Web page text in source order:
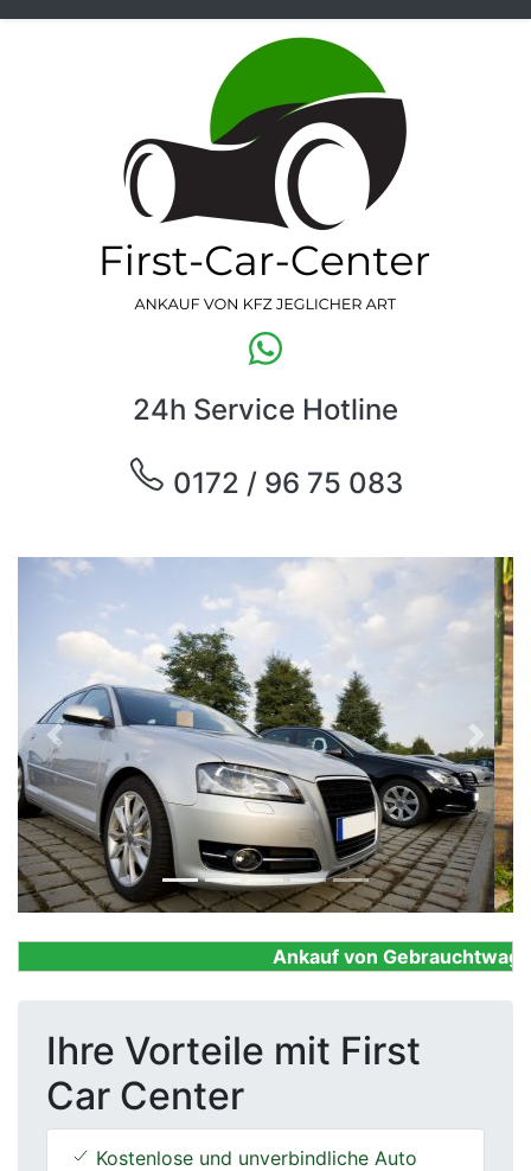
24h Service Hotline
0172 / 96 75 083
Previous Next
Ankauf von
Ihre Vorteile mit First
Car Center
Kostenlose und unverbindliche Auto